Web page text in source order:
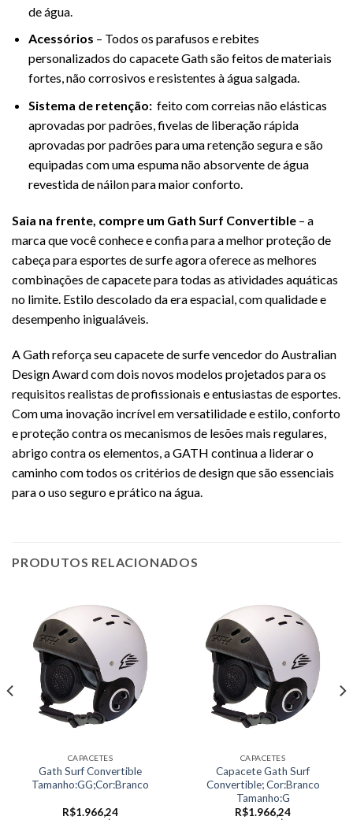
de água.
Acessórios – Todos os parafusos e rebites
personalizados do capacete Gath são feitos de materiais
fortes, não corrosivos e resistentes à água salgada.
Sistema de retenção: feito com correias não elásticas
aprovadas por padrões, fivelas de liberação rápida
aprovadas por padrões para uma retenção segura e são
equipadas com uma espuma não absorvente de água
revestida de náilon para maior conforto.
Saia na frente, compre um Gath Surf Convertible – a
marca que você conhece e confia para a melhor proteção de
cabeça para esportes de surfe agora oferece as melhores
combinações de capacete para todas as atividades aquáticas
no limite. Estilo descolado da era espacial, com qualidade e
desempenho inigualáveis.
A Gath reforça seu capacete de surfe vencedor do Australian
Design Award com dois novos modelos projetados para os
requisitos realistas de profissionais e entusiastas de esportes.
Com uma inovação incrível em versatilidade e estilo, conforto
e proteção contra os mecanismos de lesões mais regulares,
abrigo contra os elementos, a GATH continua a liderar o
caminho com todos os critérios de design que são essenciais
para o uso seguro e prático na água.
PRODUTOS RELACIONADOS
CAPACETES
Gath Surf Convertible
Tamanho:GG;Cor:Branco
R$1.966,24
CAPACETES
Capacete Gath Surf
Convertible; Cor:Branco
Tamanho:G
R$1.966,24